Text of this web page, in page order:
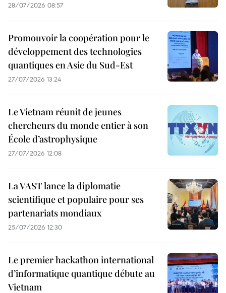
28/07/2026 08:57
Promouvoir la coopération pour le
développement des technologies
quantiques en Asie du Sud-Est
27/07/2026 13:24
Le Vietnam réunit de jeunes
chercheurs du monde entier à son
École d’astrophysique
27/07/2026 12:08
La VAST lance la diplomatie
scientifique et populaire pour ses
partenariats mondiaux
25/07/2026 12:30
Le premier hackathon international
d’informatique quantique débute au
Vietnam